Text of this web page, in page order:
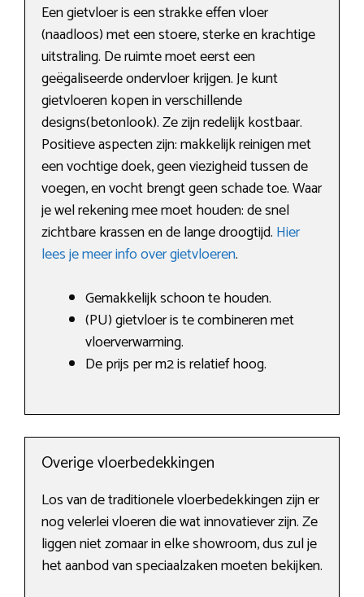
Een gietvloer is een strakke effen vloer
(naadloos) met een stoere, sterke en krachtige
uitstraling. De ruimte moet eerst een
geëgaliseerde ondervloer krijgen. Je kunt
gietvloeren kopen in verschillende
designs(betonlook). Ze zijn redelijk kostbaar.
Positieve aspecten zijn: makkelijk reinigen met
een vochtige doek, geen viezigheid tussen de
voegen, en vocht brengt geen schade toe. Waar
je wel rekening mee moet houden: de snel
zichtbare krassen en de lange droogtijd. Hier
lees je meer info over gietvloeren.
Gemakkelijk schoon te houden.
(PU) gietvloer is te combineren met
vloerverwarming.
De prijs per m2 is relatief hoog.
Overige vloerbedekkingen
Los van de traditionele vloerbedekkingen zijn er
nog velerlei vloeren die wat innovatiever zijn. Ze
liggen niet zomaar in elke showroom, dus zul je
het aanbod van speciaalzaken moeten bekijken.